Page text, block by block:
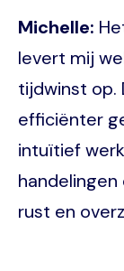
Michelle:
levert mij
tijdwinst op.
efficiënter
intuïtief
rust en